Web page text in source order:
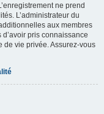
ne prend
L’administrateur du
aux membres
pris connaissance
de vie privée. Assurez-vous